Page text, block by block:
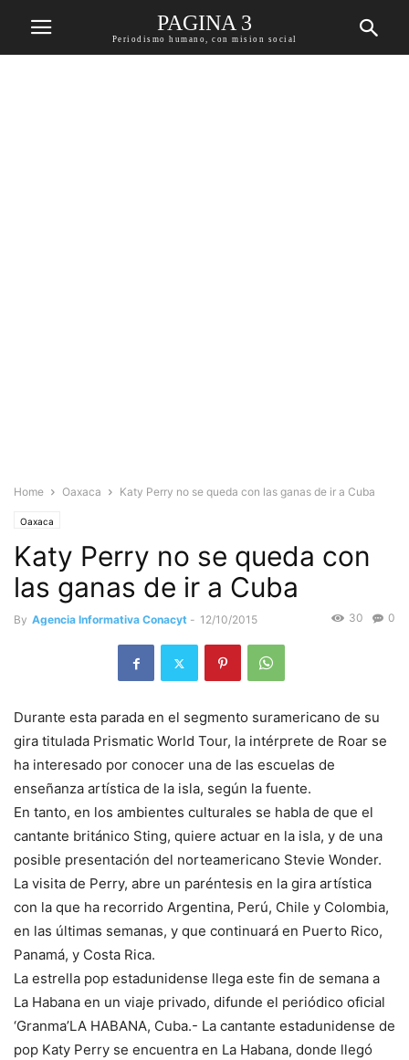
PAGINA 3
Periodismo humano, con mision social
Home Oaxaca Katy Perry no se queda con las ganas de ir a Cuba
Oaxaca
Katy Perry no se queda con
las ganas de ir a Cuba
By Agencia Informativa Conacyt - 12/10/2015 0
30
Durante esta parada en el segmento suramericano de su
gira titulada Prismatic World Tour, la intérprete de Roar se
ha interesado por conocer una de las escuelas de
enseñanza artística de la isla, según la fuente.
En tanto, en los ambientes culturales se habla de que el
cantante británico Sting, quiere actuar en la isla, y de una
posible presentación del norteamericano Stevie Wonder.
La visita de Perry, abre un paréntesis en la gira artística
con la que ha recorrido Argentina, Perú, Chile y Colombia,
en las últimas semanas, y que continuará en Puerto Rico,
Panamá, y Costa Rica.
La estrella pop estadunidense llega este fin de semana a
La Habana en un viaje privado, difunde el periódico oficial
‘Granma’LA HABANA, Cuba.- La cantante estadunidense de
pop Katy Perry se encuentra en La Habana, donde llegó